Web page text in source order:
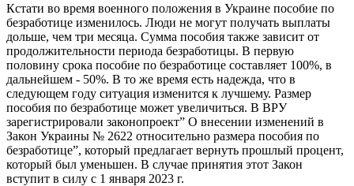
Кстати во время военного положения в Украине пособие по
безработице изменилось. Люди не могут получать выплаты
дольше, чем три месяца. Сумма пособия также зависит от
продолжительности периода безработицы. В первую
половину срока пособие по безработице составляет 100%, в
дальнейшем - 50%. В то же время есть надежда, что в
следующем году ситуация изменится к лучшему. Размер
пособия по безработице может увеличиться. В ВРУ
зарегистрировали законопроект” О внесении изменений в
Закон Украины № 2622 относительно размера пособия по
безработице”, который предлагает вернуть прошлый процент,
который был уменьшен. В случае принятия этот Закон
вступит в силу с 1 января 2023 г.